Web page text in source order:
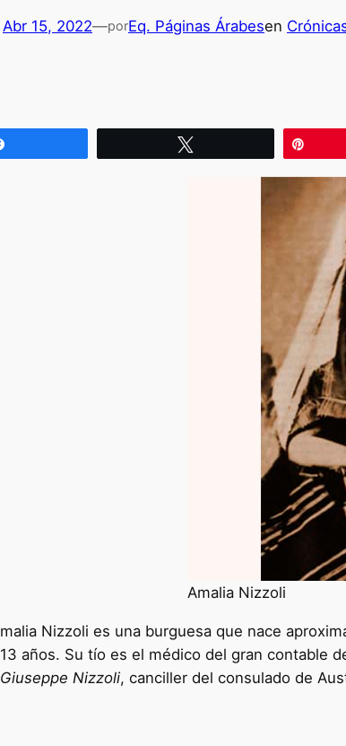
Abr 15, 2022—porEq. Páginas Árabesen
Amalia Nizzoli
malia Nizzoli es una burguesa que nace
13 años. Su tío es el médico del gran contable
Giuseppe Nizzoli, canciller del consulado de